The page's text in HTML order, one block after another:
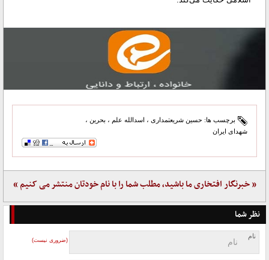
برچسب ها: حسین شریعتمداری ، اسدالله علم ، بحرین ،
شهدای ایران
« خبرنگار افتخاری ما باشید، مطلب شما را با نام خودتان منتشر می کنیم »
نظر شما
نام
(ضروری نیست)